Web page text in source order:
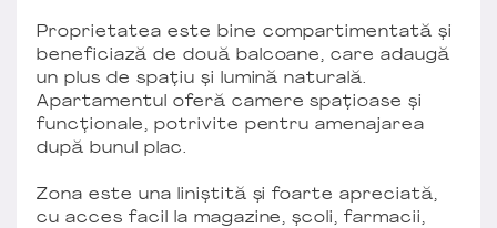
Proprietatea este bine compartimentată și
beneficiază de două balcoane, care adaugă
un plus de spațiu și lumină naturală.
Apartamentul oferă camere spațioase și
funcționale, potrivite pentru amenajarea
după bunul plac.
Zona este una liniștită și foarte apreciată,
cu acces facil la magazine, școli, farmacii,